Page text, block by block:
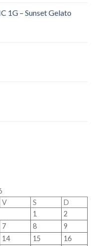
1G – Sunset Gelato
V S
D
1
2
7 8
9
14 15
16